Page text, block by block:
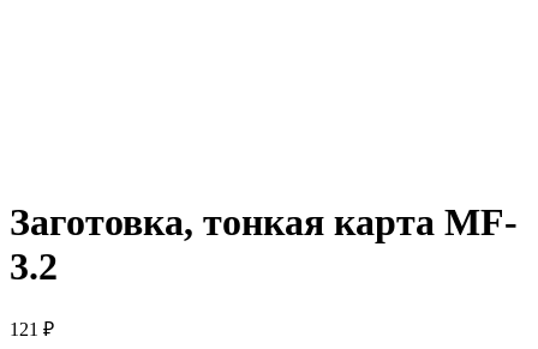
Заготовка, тонкая карта MF-
3.2
121 ₽